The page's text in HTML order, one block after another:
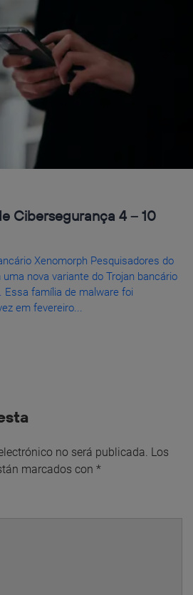
Cibersegurança 4 – 10
Xenomorph Pesquisadores do
nova variante do Trojan bancário
Essa família de malware foi
em fevereiro...
no será publicada. Los
marcados con *